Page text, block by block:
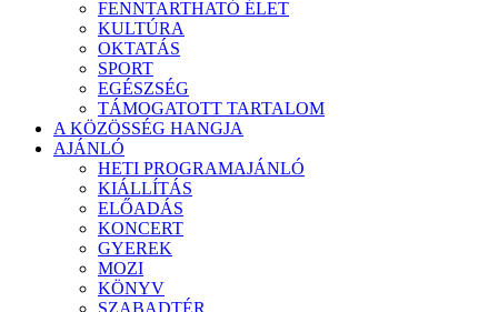
FENNTARTHATÓ ÉLET
KULTÚRA
OKTATÁS
SPORT
EGÉSZSÉG
TÁMOGATOTT TARTALOM
A KÖZÖSSÉG HANGJA
AJÁNLÓ
HETI PROGRAMAJÁNLÓ
KIÁLLÍTÁS
ELŐADÁS
KONCERT
GYEREK
MOZI
KÖNYV
SZABADTÉR